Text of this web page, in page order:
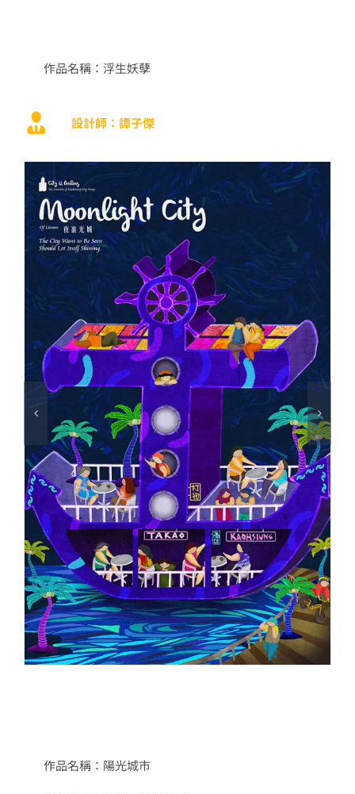
作品名稱：浮生妖孽
設計師：譚子傑
作品名稱：陽光城市